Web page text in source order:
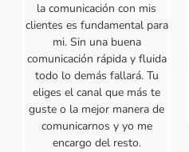
la comunicación con mis
clientes es fundamental para
mi. Sin una buena
comunicación rápida y fluida
todo lo demás fallará. Tu
eliges el canal que más te
guste o la mejor manera de
comunicarnos y yo me
encargo del resto.